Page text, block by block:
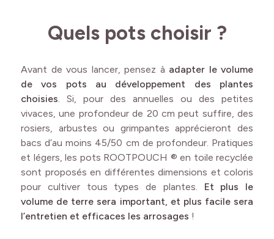
Quels pots choisir ?
Avant de vous lancer, pensez à adapter le volume
de vos pots au développement des plantes
choisies. Si, pour des annuelles ou des petites
vivaces, une profondeur de 20 cm peut suffire, des
rosiers, arbustes ou grimpantes apprécieront des
bacs d’au moins 45/50 cm de profondeur. Pratiques
et légers, les pots ROOTPOUCH ® en toile recyclée
sont proposés en différentes dimensions et coloris
pour cultiver tous types de plantes. Et plus le
volume de terre sera important, et plus facile sera
l’entretien et efficaces les arrosages !